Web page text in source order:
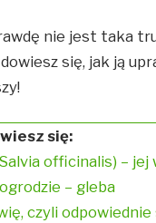
nie jest taka
się, jak ją
się:
officinalis) –
– gleba
czyli